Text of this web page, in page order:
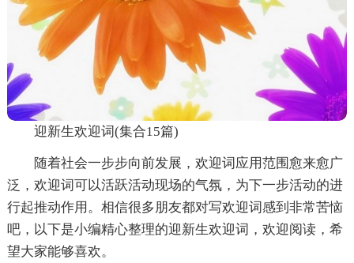
迎新生欢迎词(集合15篇)
随着社会一步步向前发展，欢迎词应用范围愈来愈广
泛，欢迎词可以活跃活动现场的气氛，为下一步活动的进
行起推动作用。相信很多朋友都对写欢迎词感到非常苦恼
吧，以下是小编精心整理的迎新生欢迎词，欢迎阅读，希
望大家能够喜欢。